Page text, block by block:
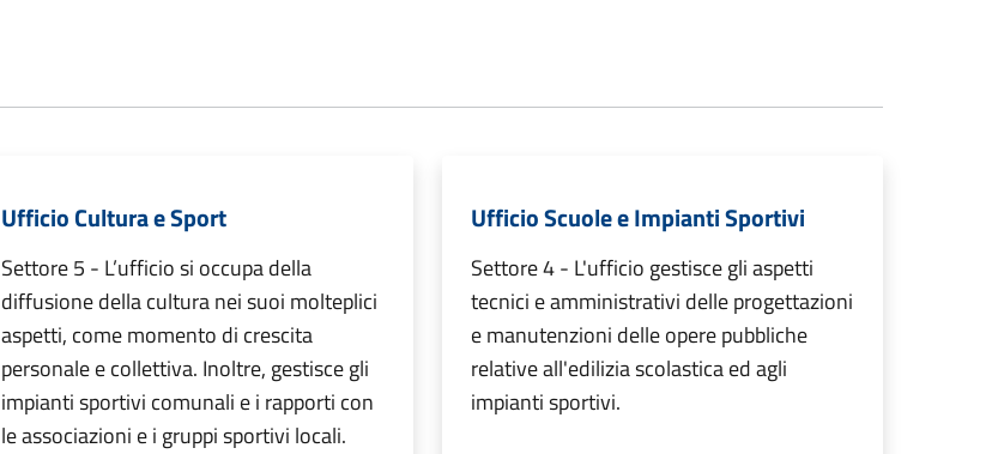
Ufficio Cultura e Sport
Settore 5 - L’ufficio si occupa della
diffusione della cultura nei suoi molteplici
aspetti, come momento di crescita
personale e collettiva. Inoltre, gestisce gli
impianti sportivi comunali e i rapporti con
le associazioni e i gruppi sportivi locali.
Ufficio Scuole e Impianti Sportivi
Settore 4 - L'ufficio gestisce gli aspetti
tecnici e amministrativi delle progettazioni
e manutenzioni delle opere pubbliche
relative all'edilizia scolastica ed agli
impianti sportivi.